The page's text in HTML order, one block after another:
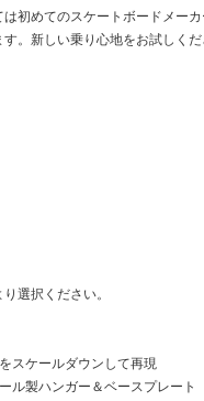
初めてのスケートボードメー
。新しい乗り心地をお試しくだ
選択ください。
スケールダウンして再現
ル製ハンガー＆ベースプレート